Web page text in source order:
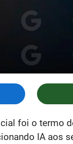
foi o termo
IA aos